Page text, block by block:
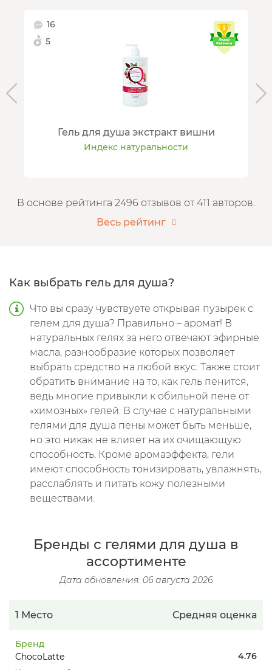
16
5
Гель для душа экстракт вишни
Индекс натуральности
В основе рейтинга 2496 отзывов от 411 авторов.
Весь рейтинг
Как выбрать гель для душа?
Что вы сразу чувствуете открывая пузырек с
гелем для душа? Правильно – аромат! В
натуральных гелях за него отвечают эфирные
масла, разнообразие которых позволяет
выбрать средство на любой вкус. Также стоит
обратить внимание на то, как гель пенится,
ведь многие привыкли к обильной пене от
«химозных» гелей. В случае с натуральными
гелями для душа пены может быть меньше,
но это никак не влияет на их очищающую
способность. Кроме аромаэффекта, гели
имеют способность тонизировать, увлажнять,
расслаблять и питать кожу полезными
веществами.
Бренды с гелями для душа в
ассортименте
Дата обновления: 06 августа 2026
1 Место Средняя оценка
Бренд
ChocoLatte
4.76